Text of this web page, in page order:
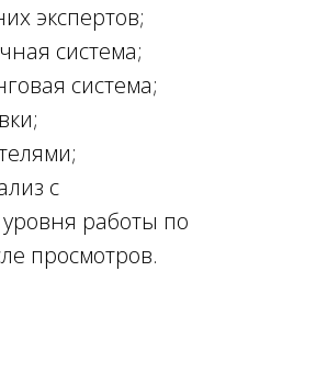
экспертов;
система;
система;
с
работы по
просмотров.